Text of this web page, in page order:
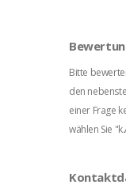
Bitte
den
einer Frage
wählen Sie